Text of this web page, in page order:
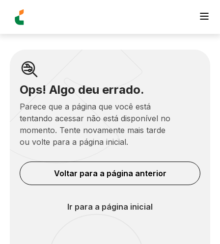
Ops! Algo deu errado.
Parece que a página que você está
tentando acessar não está disponível no
momento. Tente novamente mais tarde
ou volte para a página inicial.
Voltar para a página anterior
Ir para a página inicial